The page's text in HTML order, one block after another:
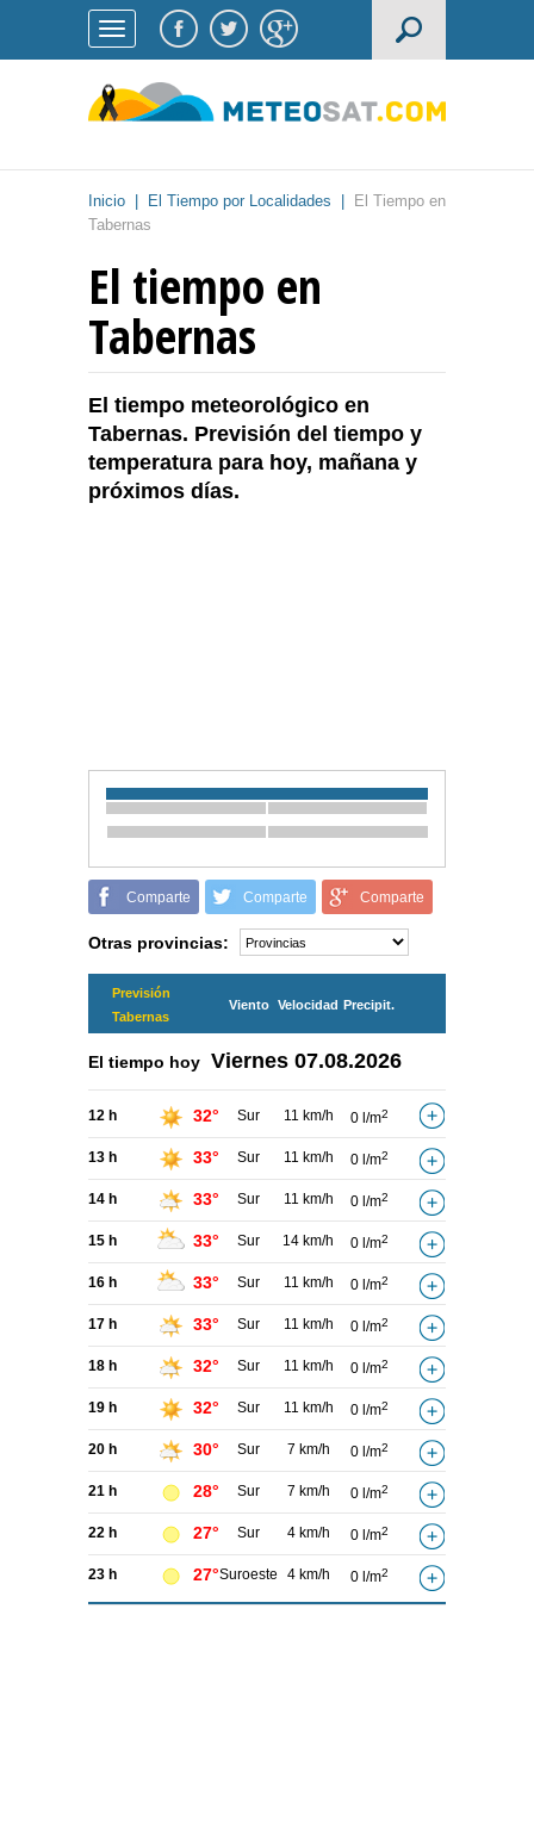
Inicio El Tiempo por Localidades
El Tiempo en
Tabernas
El tiempo en
Tabernas
El tiempo meteorológico en
Tabernas. Previsión del tiempo y
temperatura para hoy, mañana y
próximos días.
Comparte Comparte Comparte
Otras provincias:
Previsión
Tabernas
Viento Velocidad Precipit.
El tiempo hoy Viernes 07.08.2026
12 h 32° Sur 11 km/h 0 l/m2
13 h 33° Sur 11 km/h 0 l/m2
14 h 33° Sur 11 km/h 0 l/m2
15 h 33° Sur 14 km/h 0 l/m2
16 h 33° Sur 11 km/h 0 l/m2
17 h 33° Sur 11 km/h 0 l/m2
18 h 32° Sur 11 km/h 0 l/m2
19 h 32° Sur 11 km/h 0 l/m2
20 h 30° Sur 7 km/h 0 l/m2
21 h 28° Sur 7 km/h 0 l/m2
22 h 27° Sur 4 km/h 0 l/m2
23 h 27°Suroeste 4 km/h 0 l/m2